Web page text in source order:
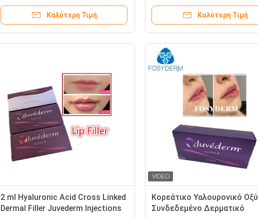
πληρώσεως συνδεμένα σταυρός
Καλύτερη Τιμή Καλύτερη Τιμή
2 ml Hyaluronic Acid Cross Linked
Dermal Filler Juvederm Injections
Κορεάτικο Υαλουρονικό Οξύ
Συνδεδεμένο Δερματικό